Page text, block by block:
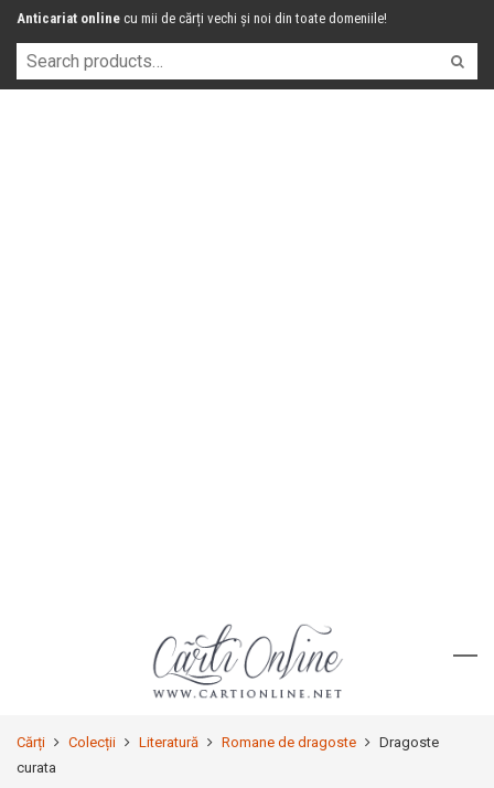
Anticariat online cu mii de cărți vechi și noi din toate domeniile!
Cărți Colecții Literatură Romane de dragoste
Dragoste
curata